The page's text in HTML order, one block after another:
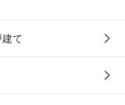
建て